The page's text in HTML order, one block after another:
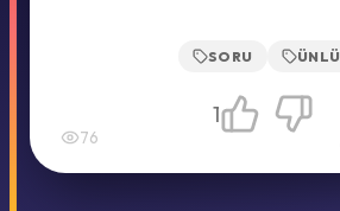
SORU ÜNLÜ
76
1